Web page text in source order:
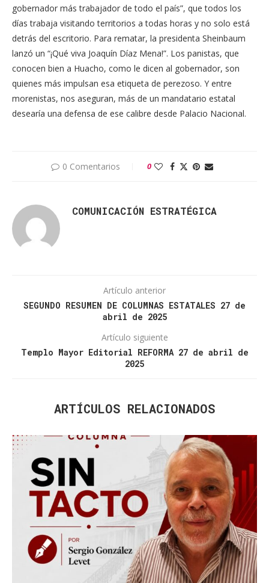
gobernador más trabajador de todo el país”, que todos los
días trabaja visitando territorios a todas horas y no solo está
detrás del escritorio. Para rematar, la presidenta Sheinbaum
lanzó un “¡Qué viva Joaquín Díaz Mena!”. Los panistas, que
conocen bien a Huacho, como le dicen al gobernador, son
quienes más impulsan esa etiqueta de perezoso. Y entre
morenistas, nos aseguran, más de un mandatario estatal
desearía una defensa de ese calibre desde Palacio Nacional.
0 Comentarios 0
COMUNICACIÓN ESTRATÉGICA
Artículo anterior
SEGUNDO RESUMEN DE COLUMNAS ESTATALES 27 de
abril de 2025
Artículo siguiente
Templo Mayor Editorial REFORMA 27 de abril de
2025
ARTÍCULOS RELACIONADOS